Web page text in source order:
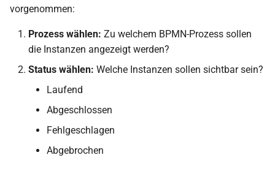
Dateien in ZIP verpacken
PDF-Metadaten lesen
vorgenommen:
Prozess wählen: Zu welchem BPMN-Prozess sollen
die Instanzen angezeigt werden?
Status wählen: Welche Instanzen sollen sichtbar sein?
Laufend
Abgeschlossen
Fehlgeschlagen
Abgebrochen